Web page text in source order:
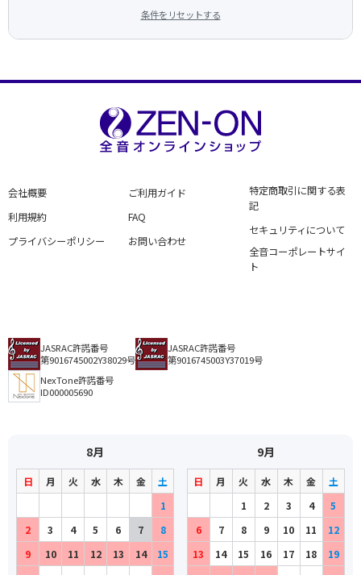
条件をリセットする
会社概要
利用規約
プライバシーポリシー
ご利用ガイド
FAQ
お問い合わせ
特定商取引に関する表
記
セキュリティについて
全音コーポレートサイ
ト
JASRAC許諾番号
第9016745002Y38029号
JASRAC許諾番号
第9016745003Y37019号
NexTone許諾番号
ID000005690
8月
日 月 火 水 木 金
土
1
2
3 4 5 6 7
8
9
10 11 12 13 14
15
9月
日 月 火 水 木 金
土
1
2 3 4
5
6
7 8 9 10 11
12
13
14 15 16 17 18
19